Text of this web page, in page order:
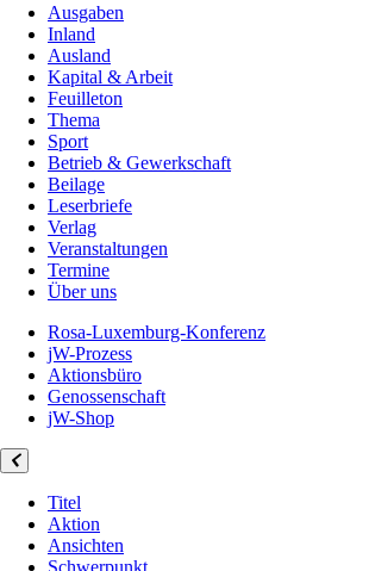
Ausgaben
Inland
Ausland
Kapital & Arbeit
Feuilleton
Thema
Sport
Betrieb & Gewerkschaft
Beilage
Leserbriefe
Verlag
Veranstaltungen
Termine
Über uns
Rosa-Luxemburg-Konferenz
jW-Prozess
Aktionsbüro
Genossenschaft
jW-Shop
Titel
Aktion
Ansichten
Schwerpunkt